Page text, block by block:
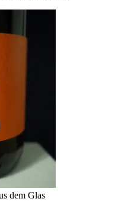
dem Glas